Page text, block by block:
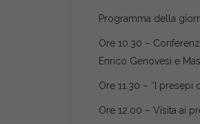
Programma della
Ore 10.30 –
Enrico Genovesi e
Ore 11.30 – “I presepi
Ore 12.00 – Visita ai